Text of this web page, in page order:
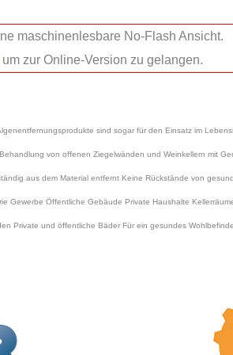
sind sogar für den Einsatz im
von offenen Ziegelwänden und Weinkellern mit
aus dem Material entfernt Keine Rückstände von
Öffentliche Gebäude Private Haushalte
Private und öffentliche Bäder Für ein gesundes
maschinenlesbare No-Flash Ansicht.
um zur Online-Version zu gelangen.